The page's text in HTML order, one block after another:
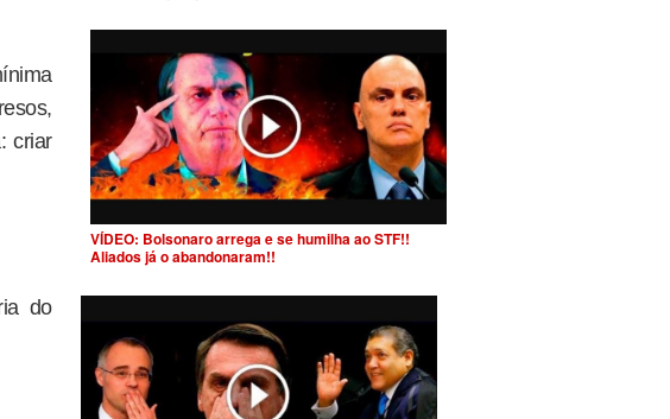
criar
do
VÍDEO: Bolsonaro arrega e se humilha ao STF!!
Aliados já o abandonaram!!